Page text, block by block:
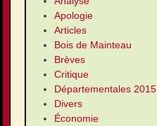
Apologie
Articles
Bois de Mainteau
Brèves
Critique
Départementales 2015
Divers
Économie